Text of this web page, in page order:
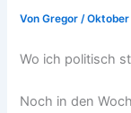
VonGregor/
Wo ich politisch
Noch in den